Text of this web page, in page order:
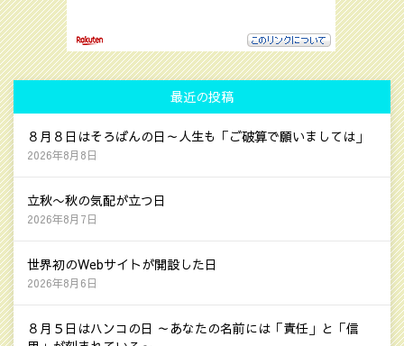
最近の投稿
８月８日はそろばんの日～人生も「ご破算で願いましては」
2026年8月8日
立秋〜秋の気配が立つ日
2026年8月7日
世界初のWebサイトが開設した日
2026年8月6日
８月５日はハンコの日 ～あなたの名前には「責任」と「信